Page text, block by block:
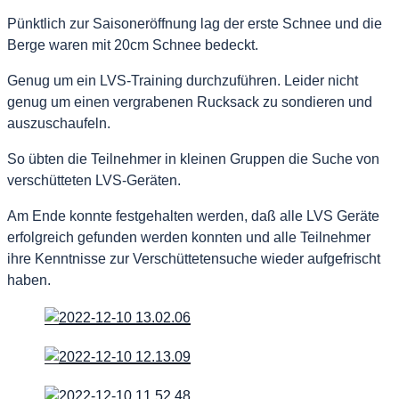
Pünktlich zur Saisoneröffnung lag der erste Schnee und die
Berge waren mit 20cm Schnee bedeckt.
Genug um ein LVS-Training durchzuführen. Leider nicht
genug um einen vergrabenen Rucksack zu sondieren und
auszuschaufeln.
So übten die Teilnehmer in kleinen Gruppen die Suche von
verschütteten LVS-Geräten.
Am Ende konnte festgehalten werden, daß alle LVS Geräte
erfolgreich gefunden werden konnten und alle Teilnehmer
ihre Kenntnisse zur Verschüttetensuche wieder aufgefrischt
haben.